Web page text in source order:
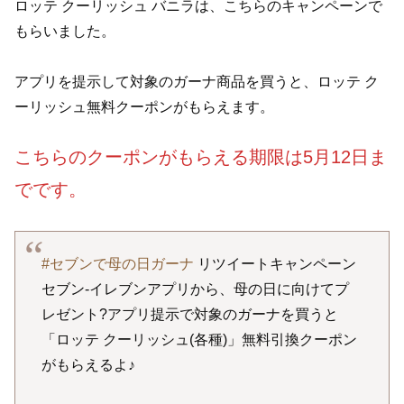
ロッテ クーリッシュ バニラは、こちらのキャンペーンで
もらいました。
アプリを提示して対象のガーナ商品を買うと、ロッテ ク
ーリッシュ無料クーポンがもらえます。
こちらのクーポンがもらえる期限は5月12日ま
でです。
#セブンで母の日ガーナ リツイートキャンペーン
セブン‐イレブンアプリから、母の日に向けてプ
レゼント?アプリ提示で対象のガーナを買うと
「ロッテ クーリッシュ(各種)」無料引換クーポン
がもらえるよ♪